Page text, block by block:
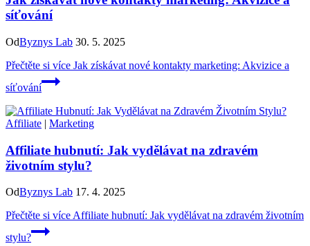
síťování
OdByznys Lab 30. 5. 2025
Přečtěte si více Jak získávat nové kontakty marketing: Akvizice a
síťování
Affiliate | Marketing
Affiliate hubnutí: Jak vydělávat na zdravém
životním stylu?
OdByznys Lab 17. 4. 2025
Přečtěte si více Affiliate hubnutí: Jak vydělávat na zdravém životním
stylu?